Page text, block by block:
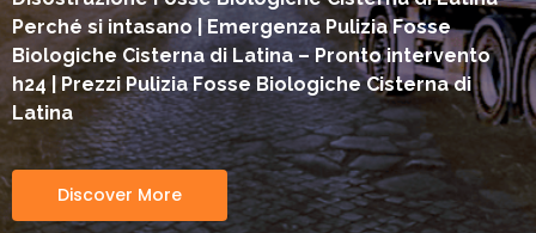
Perché si intasano | Emergenza Pulizia Fosse
Biologiche Cisterna di Latina – Pronto intervento
h24 | Prezzi Pulizia Fosse Biologiche Cisterna di
Latina
Discover More